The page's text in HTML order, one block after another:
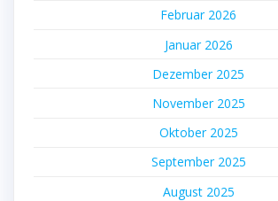
Februar 2026
Januar 2026
Dezember 2025
November 2025
Oktober 2025
September 2025
August 2025